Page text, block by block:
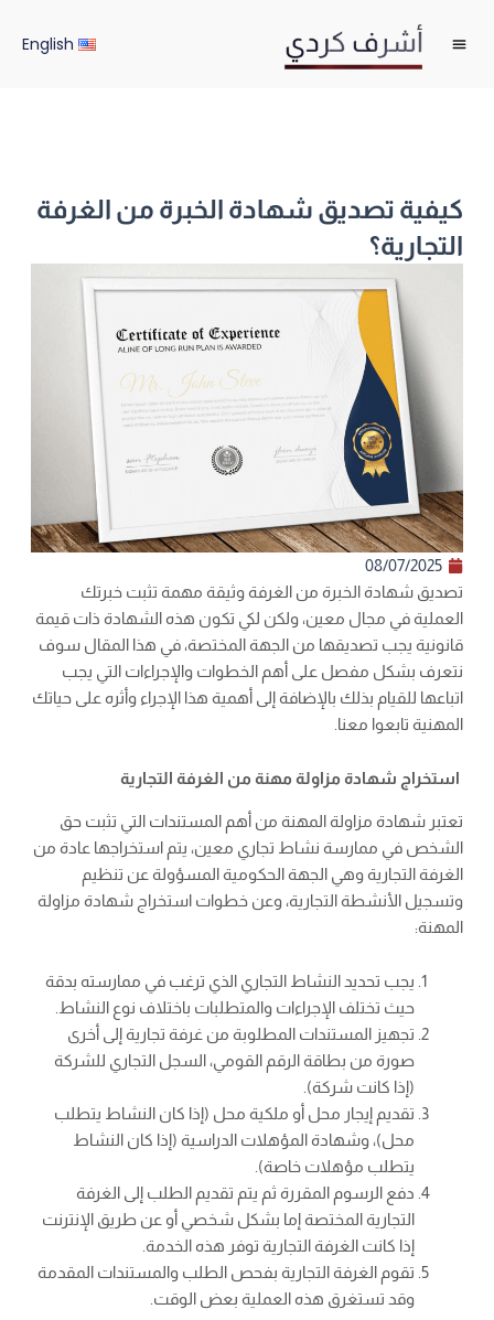
English
كيفية تصديق شهادة الخبرة من الغرفة
التجارية؟
08/07/2025
تصديق شهادة الخبرة من الغرفة وثيقة مهمة تثبت خبرتك
العملية في مجال معين، ولكن لكي تكون هذه الشهادة ذات قيمة
قانونية يجب تصديقها من الجهة المختصة، في هذا المقال سوف
نتعرف بشكل مفصل على أهم الخطوات والإجراءات التي يجب
اتباعها للقيام بذلك بالإضافة إلى أهمية هذا الإجراء وأثره على حياتك
المهنية تابعوا معنا.
استخراج شهادة مزاولة مهنة من الغرفة التجارية
تعتبر شهادة مزاولة المهنة من أهم المستندات التي تثبت حق
الشخص في ممارسة نشاط تجاري معين، يتم استخراجها عادة من
الغرفة التجارية وهي الجهة الحكومية المسؤولة عن تنظيم
وتسجيل الأنشطة التجارية، وعن خطوات استخراج شهادة مزاولة
المهنة:
يجب تحديد النشاط التجاري الذي ترغب في ممارسته بدقة
حيث تختلف الإجراءات والمتطلبات باختلاف نوع النشاط.
تجهيز المستندات المطلوبة من غرفة تجارية إلى أخرى
صورة من بطاقة الرقم القومي، السجل التجاري للشركة
(إذا كانت شركة).
تقديم إيجار محل أو ملكية محل (إذا كان النشاط يتطلب
محل)، وشهادة المؤهلات الدراسية (إذا كان النشاط
يتطلب مؤهلات خاصة).
دفع الرسوم المقررة ثم يتم تقديم الطلب إلى الغرفة
التجارية المختصة إما بشكل شخصي أو عن طريق الإنترنت
إذا كانت الغرفة التجارية توفر هذه الخدمة.
تقوم الغرفة التجارية بفحص الطلب والمستندات المقدمة
وقد تستغرق هذه العملية بعض الوقت.